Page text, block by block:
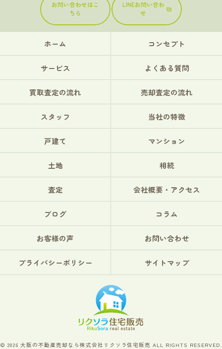
お問い合わせはこ
ちら
LINEお問い合わ
せ
ホーム コンセプト
サービス よくある質問
買取査定の流れ 売却査定の流れ
スタッフ 当社の特徴
戸建て マンション
土地 相続
査定 会社概要・アクセス
ブログ コラム
お客様の声 お問い合わせ
プライバシーポリシー サイトマップ
© 2026 大阪の不動産売却なら株式会社リクソラ住宅販売 ALL RIGHTS RESERVED.